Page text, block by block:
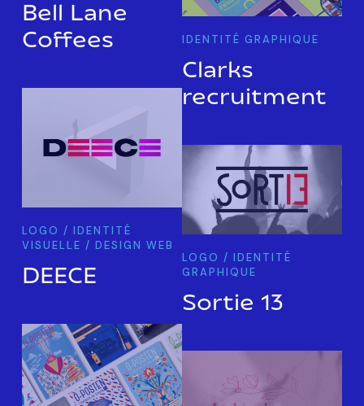
Bell Lane
Coffees
LOGO / IDENTITÉ
VISUELLE / DESIGN WEB
DEECE
IDENTITÉ GRAPHIQUE
Clarks
recruitment
LOGO / IDENTITÉ
GRAPHIQUE
Sortie 13